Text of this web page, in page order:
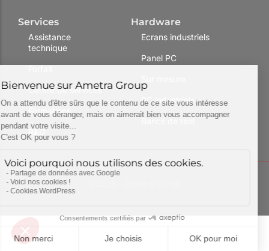
Services
Assistance
technique
Centre de services
Formations
R&D
Hardware
Ecrans industriels
Panel PC
PC industriels